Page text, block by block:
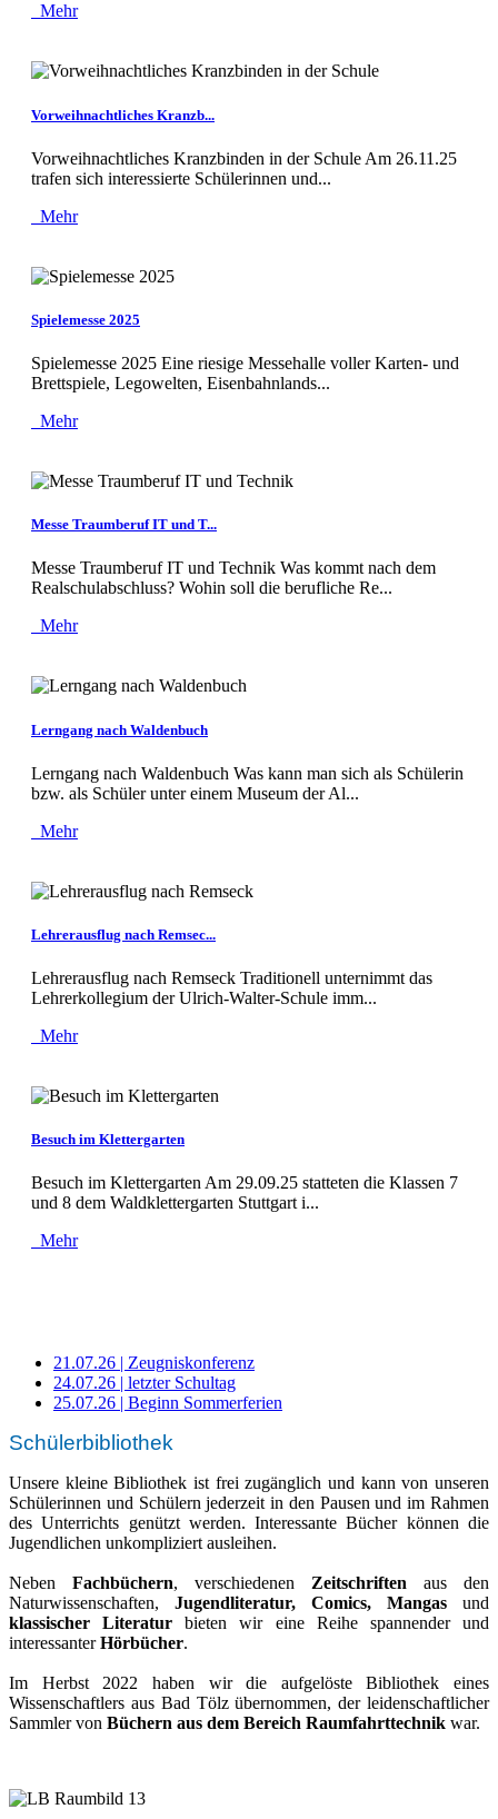
Mehr
Vorweihnachtliches Kranzb...
Vorweihnachtliches Kranzbinden in der Schule Am 26.11.25
trafen sich interessierte Schülerinnen und...
Mehr
Spielemesse 2025
Spielemesse 2025 Eine riesige Messehalle voller Karten- und
Brettspiele, Legowelten, Eisenbahnlands...
Mehr
Messe Traumberuf IT und T...
Messe Traumberuf IT und Technik Was kommt nach dem
Realschulabschluss? Wohin soll die berufliche Re...
Mehr
Lerngang nach Waldenbuch
Lerngang nach Waldenbuch Was kann man sich als Schülerin
bzw. als Schüler unter einem Museum der Al...
Mehr
Lehrerausflug nach Remsec...
Lehrerausflug nach Remseck Traditionell unternimmt das
Lehrerkollegium der Ulrich-Walter-Schule imm...
Mehr
Besuch im Klettergarten
Besuch im Klettergarten Am 29.09.25 statteten die Klassen 7
und 8 dem Waldklettergarten Stuttgart i...
Mehr
21.07.26 | Zeugniskonferenz
24.07.26 | letzter Schultag
25.07.26 | Beginn Sommerferien
Schülerbibliothek
Unsere kleine Bibliothek ist frei zugänglich und kann von unseren
Schülerinnen und Schülern jederzeit in den Pausen und im Rahmen
des Unterrichts genützt werden. Interessante Bücher können die
Jugendlichen unkompliziert ausleihen.
Neben Fachbüchern, verschiedenen Zeitschriften aus den
Naturwissenschaften, Jugendliteratur, Comics, Mangas und
klassischer Literatur bieten wir eine Reihe spannender und
interessanterHörbücher.
Im Herbst 2022 haben wir die aufgelöste Bibliothek eines
Wissenschaftlers aus Bad Tölz übernommen, der leidenschaftlicher
Sammler von Büchern aus dem Bereich Raumfahrttechnik war.